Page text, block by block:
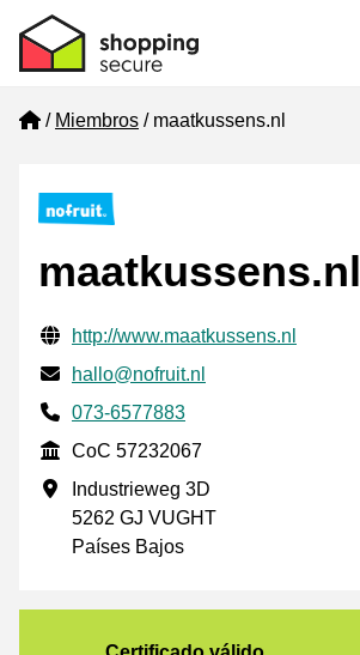
Home
Miembros maatkussens.nl
maatkussens.nl
Información de contacto verificada
Website URL
http://www.maatkussens.nl
Envía un correo electrónico a
hallo@nofruit.nl
Phone number
073-6577883
CoC
CoC 57232067
Dirección de la empresa
Industrieweg 3D
5262 GJ VUGHT
Países Bajos